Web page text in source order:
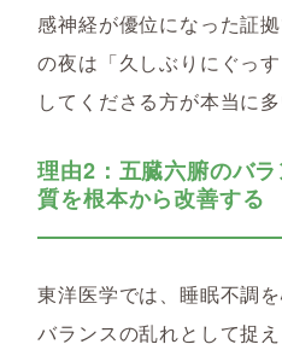
感神経が優位になった証
の夜は「久しぶりにぐっ
してくださる方が本当に多
理由2：五臓六腑のバ
質を根本から改善する
東洋医学では、睡眠不調
バランスの乱れとして捉